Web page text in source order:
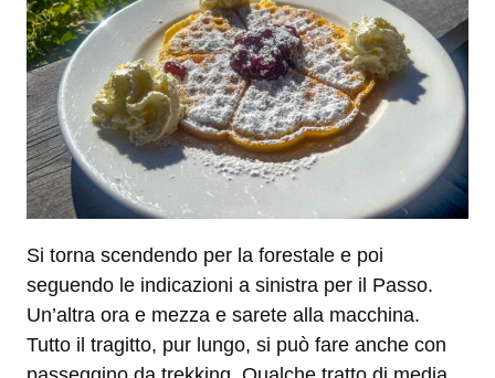
Si torna scendendo per la forestale e poi
seguendo le indicazioni a sinistra per il Passo.
Un’altra ora e mezza e sarete alla macchina.
Tutto il tragitto, pur lungo, si può fare anche con